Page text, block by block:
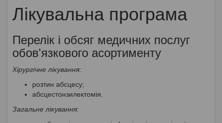
Лікувальна програма
Перелік і обсяг медичних послуг
обов'язкового асортименту
Хірургічне лікування:
розтин абсцесу;
абсцестонзилектомія.
Загальне лікування: